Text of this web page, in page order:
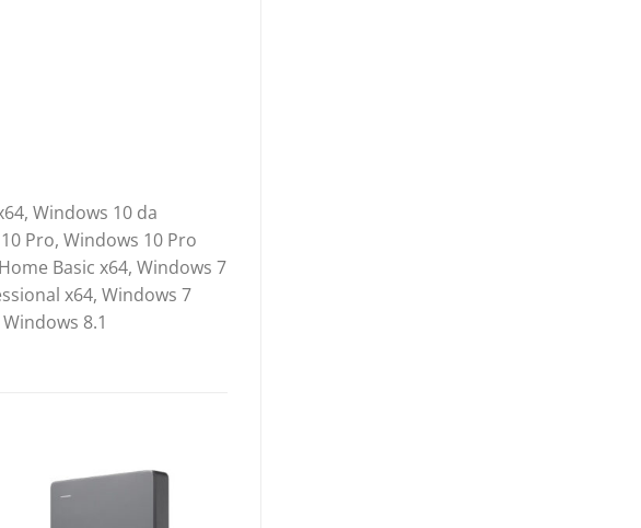
Windows 10 da
Pro, Windows 10 Pro
Basic x64, Windows 7
x64, Windows 7
8.1